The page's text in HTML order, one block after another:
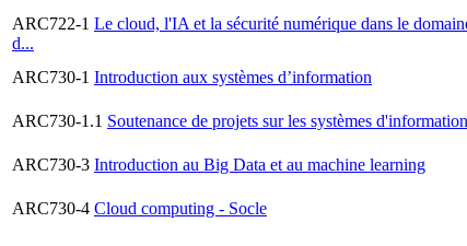
ARC722-1 Le cloud, l'IA et la sécurité numérique dans le
d...
ARC730-1 Introduction aux systèmes d’information
ARC730-1.1 Soutenance de projets sur les systèmes d'information
ARC730-3 Introduction au Big Data et au machine learning
ARC730-4 Cloud computing - Socle